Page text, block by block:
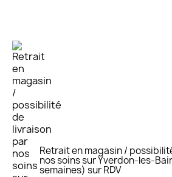
Retrait en magasin /
nos soins sur Yverdon-les-
semaines) sur RDV